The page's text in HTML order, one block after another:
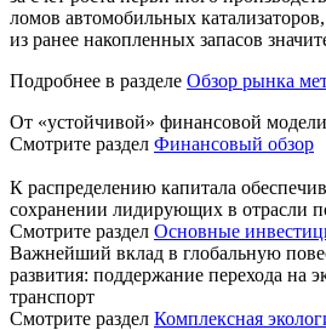
ломов автомобильных
из ранее накопленных запасов
Подробнее в разделе Обзор рынка
От «устойчивой» финансовой модели
Смотрите раздел Финансовый обзор
К распределению капитала
сохранении лидирующих в отрасли
Смотрите раздел Основные
Важнейший вклад в глобальную
развития: поддержание перехода на
транспорт
Смотрите раздел Комплексная